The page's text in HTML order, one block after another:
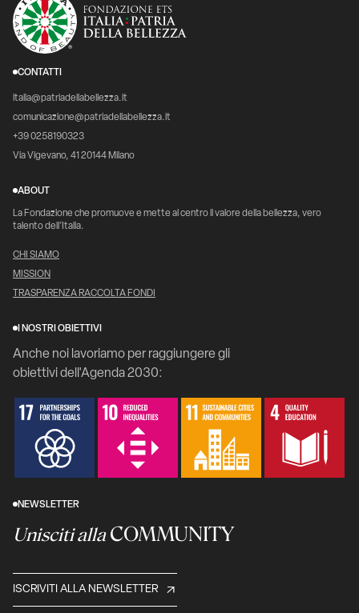
CONTATTI
italia@patriadellabellezza.it
comunicazione@patriadellabellezza.it
+39 0258190323
Via Vigevano, 41 20144 Milano
ABOUT
La Fondazione che promuove e mette al centro il valore della bellezza, vero
talento dell’Italia.
CHI SIAMO
MISSION
TRASPARENZA RACCOLTA FONDI
I NOSTRI OBIETTIVI
Anche noi lavoriamo per raggiungere gli
obiettivi dell'Agenda 2030:
NEWSLETTER
Unisciti allaCOMMUNITY
ISCRIVITI ALLA NEWSLETTER